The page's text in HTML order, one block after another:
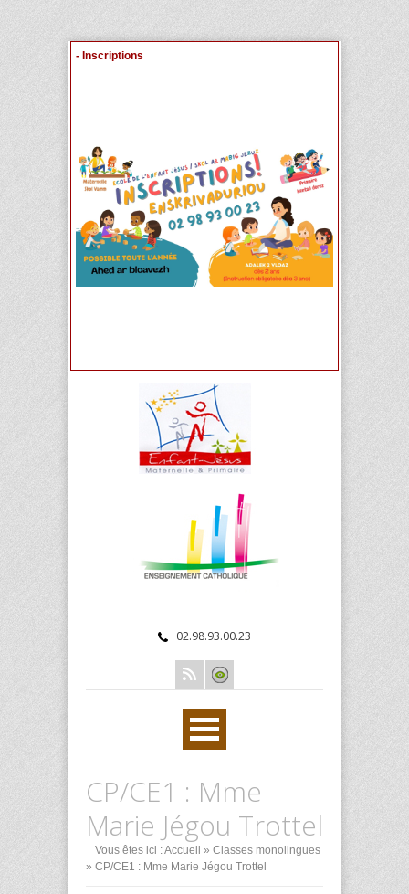
- Inscriptions
02.98.93.00.23
CP/CE1 : Mme
Marie Jégou Trottel
Vous êtes ici :Accueil » Classes monolingues
» CP/CE1 : Mme Marie Jégou Trottel